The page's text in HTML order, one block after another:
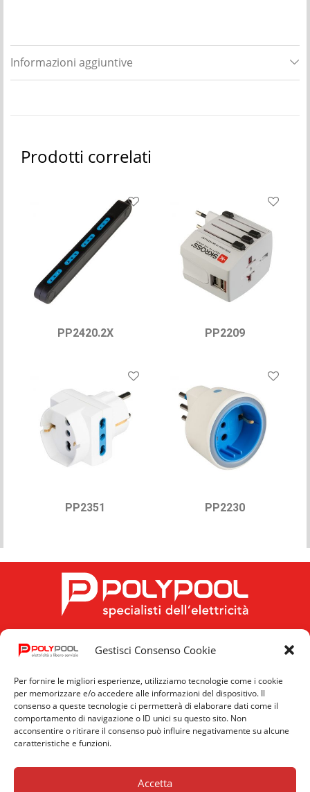
Gestisci Consenso Cookie
Per fornire le migliori esperienze, utilizziamo tecnologie come i cookie
per memorizzare e/o accedere alle informazioni del dispositivo. Il
consenso a queste tecnologie ci permetterà di elaborare dati come il
comportamento di navigazione o ID unici su questo sito. Non
acconsentire o ritirare il consenso può influire negativamente su alcune
caratteristiche e funzioni.
Accetta
Informazioni aggiuntive
Prodotti correlati
PP2420.2X PP2209
PP2351 PP2230
Privacy
Cookie
Policy
News